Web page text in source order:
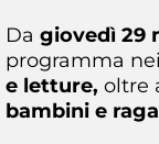
Da giovedì 29
programma
e letture, oltre
bambini e